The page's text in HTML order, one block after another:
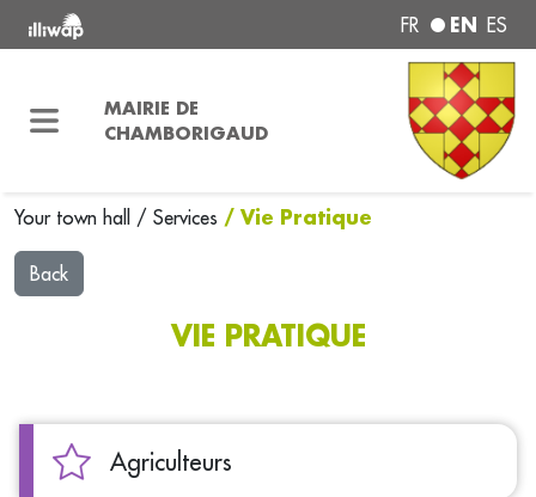
FR EN ES
MAIRIE DE
CHAMBORIGAUD
Your town hall / Services / Vie Pratique
Back
VIE PRATIQUE
Agriculteurs